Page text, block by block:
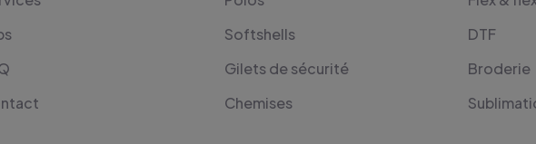
Softshells
Gilets de sécurité
Chemises
DTF
Broderie